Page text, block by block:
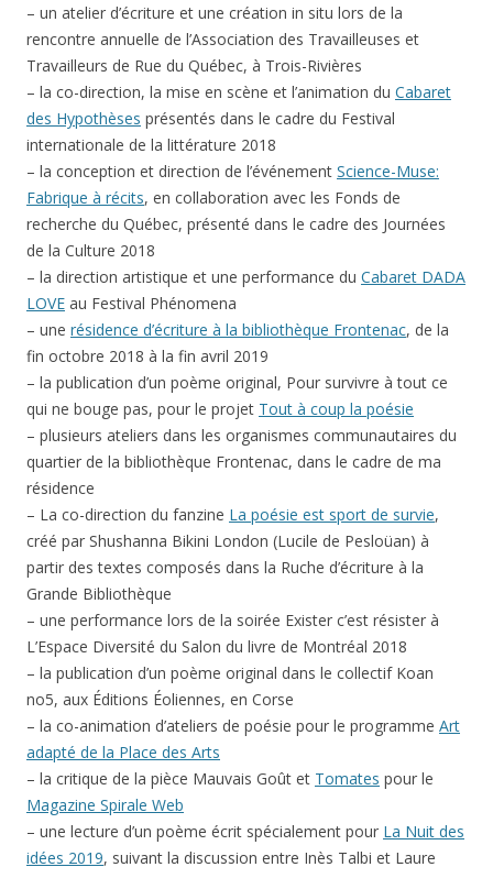
– un atelier d’écriture et une création in situ lors de la
rencontre annuelle de l’Association des Travailleuses et
Travailleurs de Rue du Québec, à Trois-Rivières
– la co-direction, la mise en scène et l’animation du Cabaret
des Hypothèses présentés dans le cadre du Festival
internationale de la littérature 2018
– la conception et direction de l’événement Science-Muse:
Fabrique à récits, en collaboration avec les Fonds de
recherche du Québec, présenté dans le cadre des Journées
de la Culture 2018
– la direction artistique et une performance du Cabaret DADA
LOVE au Festival Phénomena
– une résidence d’écriture à la bibliothèque Frontenac, de la
fin octobre 2018 à la fin avril 2019
– la publication d’un poème original, Pour survivre à tout ce
qui ne bouge pas, pour le projet Tout à coup la poésie
– plusieurs ateliers dans les organismes communautaires du
quartier de la bibliothèque Frontenac, dans le cadre de ma
résidence
– La co-direction du fanzine La poésie est sport de survie,
créé par Shushanna Bikini London (Lucile de Pesloüan) à
partir des textes composés dans la Ruche d’écriture à la
Grande Bibliothèque
– une performance lors de la soirée Exister c’est résister à
L’Espace Diversité du Salon du livre de Montréal 2018
– la publication d’un poème original dans le collectif Koan
no5, aux Éditions Éoliennes, en Corse
– la co-animation d’ateliers de poésie pour le programme Art
adapté de la Place des Arts
– la critique de la pièce Mauvais Goût et Tomates pour le
Magazine Spirale Web
– une lecture d’un poème écrit spécialement pour La Nuit des
idées 2019, suivant la discussion entre Inès Talbi et Laure